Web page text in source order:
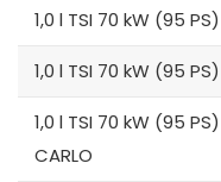
1,0 l TSI 70 kW (95
1,0 l TSI 70 kW (95
1,0 l TSI 70 kW (95
CARLO